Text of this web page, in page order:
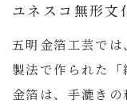
ユネスコ無形文
五明金箔工芸で
製法で作られた
金箔は、手漉き